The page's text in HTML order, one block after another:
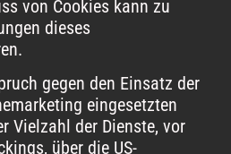
von Cookies kann zu
dieses
gegen den Einsatz der
eingesetzten
Vielzahl der Dienste, vor
über die US-